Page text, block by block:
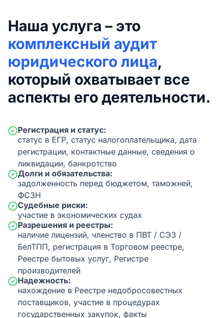
Наша услуга – это
комплексный аудит
юридического лица,
который охватывает все
аспекты его деятельности.
Регистрация и статус:
статус в ЕГР, статус налогоплательщика, дата
регистрации, контактные данные, сведения о
ликвидации, банкротство
Долги и обязательства:
задолженность перед бюджетом, таможней,
ФСЗН
Судебные риски:
участие в экономических судах
Разрешения и реестры:
наличие лицензий, членство в ПВТ / СЭЗ /
БелТПП, регистрация в Торговом реестре,
Реестре бытовых услуг, Регистре
производителей
Надежность:
нахождение в Реестре недобросовестных
поставщиков, участие в процедурах
государственных закупок, факты